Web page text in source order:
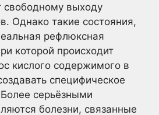
свободному выходу
Однако такие состояния,
рефлюксная
которой происходит
кислого содержимого в
специфическое
серьёзными
болезни, связанные